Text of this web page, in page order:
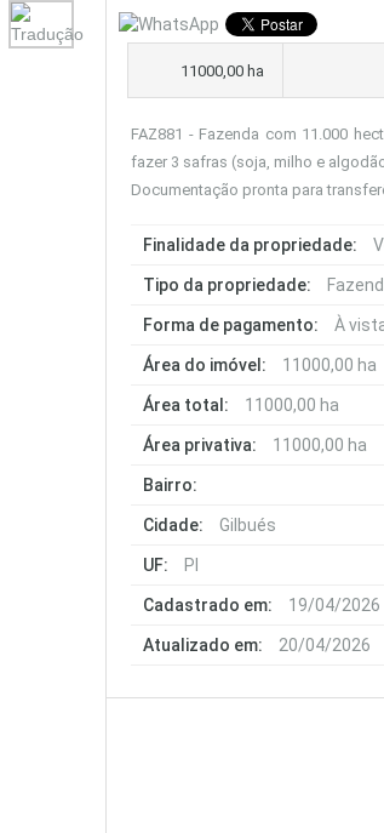
11000,00 ha
FAZ881 - Fazenda com 11.000
fazer 3 safras (soja, milho e
Documentação pronta para
Finalidade da propriedade:
Tipo da propriedade:
Forma de pagamento: À
Área do imóvel: 11000,00 ha
Área total: 11000,00 ha
Área privativa: 11000,00 ha
Bairro:
Cidade: Gilbués
UF: PI
Cadastrado em: 19/04/2026
Atualizado em: 20/04/2026